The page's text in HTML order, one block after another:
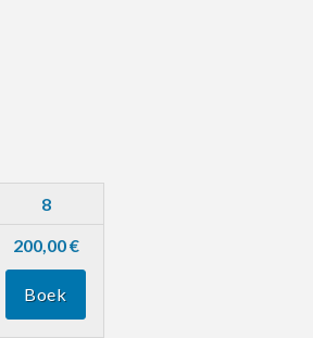
8
200,00 €
Boek